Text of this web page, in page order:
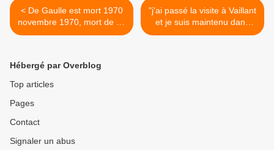
< De Gaulle est mort 1970
novembre 1970, mort de de
Gaulle décès funérailles
"j'ai passé la visite à Vaillant
et je suis maintenu dans
l'auxiliaire pour pieds plats
Hébergé par Overblog
Top articles
Pages
Contact
Signaler un abus